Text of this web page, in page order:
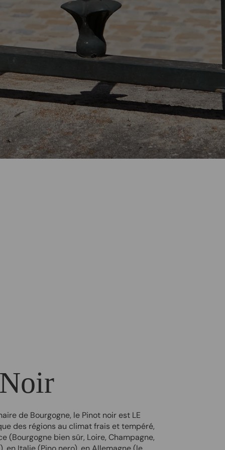
de Bourgogne, le Pinot noir est LE
des régions au climat frais et tempéré,
(Bourgogne bien sûr, Loire, Champagne,